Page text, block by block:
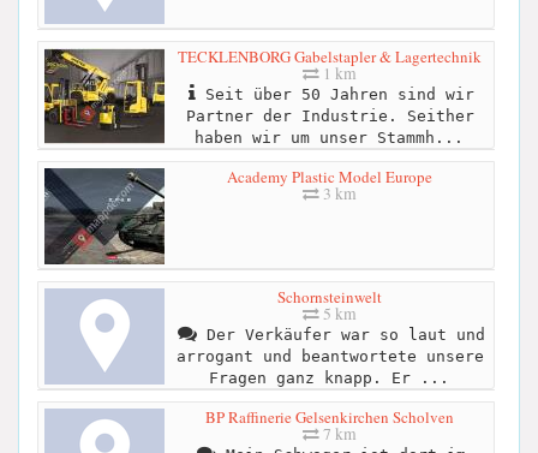
TECKLENBORG Gabelstapler & Lagertechnik
1 km
Seit über 50 Jahren sind wir
Partner der Industrie. Seither
haben wir um unser Stammh...
Academy Plastic Model Europe
3 km
Schornsteinwelt
5 km
Der Verkäufer war so laut und
arrogant und beantwortete unsere
Fragen ganz knapp. Er ...
BP Raffinerie Gelsenkirchen Scholven
7 km